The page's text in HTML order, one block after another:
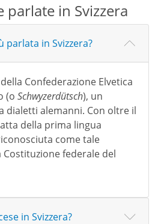
parlate in Svizzera
parlata in Svizzera?
Confederazione Elvetica
(o Schwyzerdütsch), un
dialetti alemanni. Con oltre il
della prima lingua
come tale
federale del
in Svizzera?